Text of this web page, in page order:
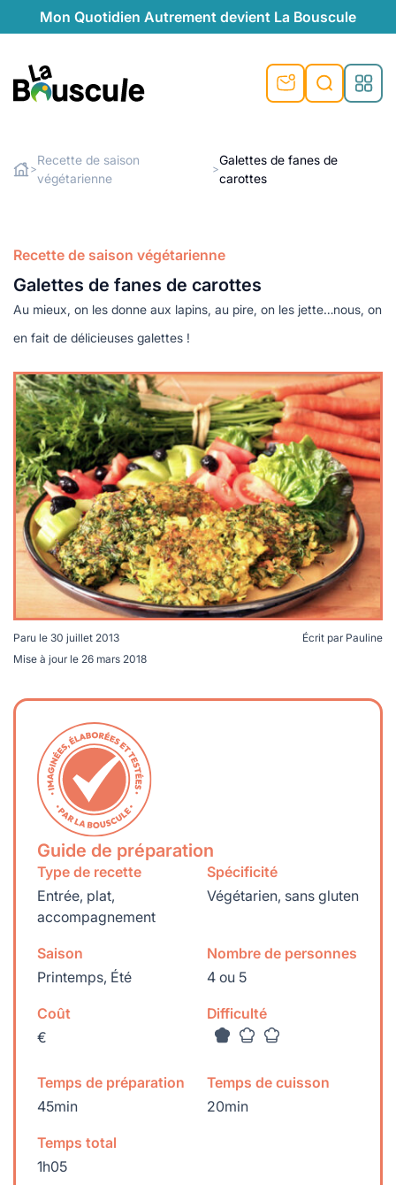
Mon Quotidien Autrement devient La Bouscule
au naturel
végétariennes
locales
durables
beauté naturelle
naturel
de recyclage
témoignages
saison
responsables
douce
Rechercher
>
Recette de saison
végétarienne
>
Galettes de fanes de
carottes
Recette de saison végétarienne
Galettes de fanes de carottes
Au mieux, on les donne aux lapins, au pire, on les jette…nous, on
en fait de délicieuses galettes !
Paru le 30 juillet 2013
Mise à jour le 26 mars 2018
Écrit par Pauline
Guide de préparation
Type de recette
Entrée, plat,
accompagnement
Spécificité
Végétarien, sans gluten
Saison
Printemps, Été
Nombre de personnes
4 ou 5
Coût
€
Difficulté
Temps de préparation
45min
Temps de cuisson
20min
Temps total
1h05